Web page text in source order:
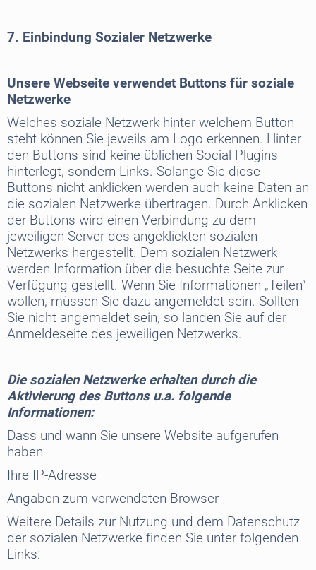
7. Einbindung Sozialer Netzwerke
Unsere Webseite verwendet Buttons für soziale
Netzwerke
Welches soziale Netzwerk hinter welchem Button
steht können Sie jeweils am Logo erkennen. Hinter
den Buttons sind keine üblichen Social Plugins
hinterlegt, sondern Links. Solange Sie diese
Buttons nicht anklicken werden auch keine Daten an
die sozialen Netzwerke übertragen. Durch Anklicken
der Buttons wird einen Verbindung zu dem
jeweiligen Server des angeklickten sozialen
Netzwerks hergestellt. Dem sozialen Netzwerk
werden Information über die besuchte Seite zur
Verfügung gestellt. Wenn Sie Informationen „Teilen“
wollen, müssen Sie dazu angemeldet sein. Sollten
Sie nicht angemeldet sein, so landen Sie auf der
Anmeldeseite des jeweiligen Netzwerks.
Die sozialen Netzwerke erhalten durch die
Aktivierung des Buttons u.a. folgende
Informationen:
Dass und wann Sie unsere Website aufgerufen
haben
Ihre IP-Adresse
Angaben zum verwendeten Browser
Weitere Details zur Nutzung und dem Datenschutz
der sozialen Netzwerke finden Sie unter folgenden
Links: